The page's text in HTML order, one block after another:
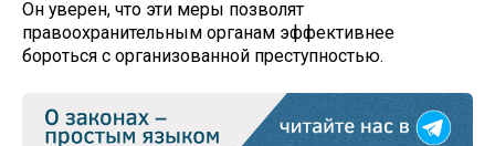
Он уверен, что эти меры позволят
правоохранительным органам эффективнее
бороться с организованной преступностью.